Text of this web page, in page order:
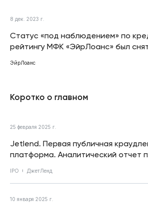
8 дек. 2023 г.
Статус «под наблюдением» по
рейтингу МФК «ЭйрЛоанс» был
ЭйрЛоанс
Коротко о главном
25 февраля 2025 г.
Jetlend. Первая публичная
платформа. Аналитический отчет
IPO ДжетЛенд
10 января 2025 г.